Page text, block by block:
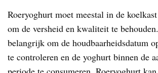
Roeryoghurt moet meestal in de
om de versheid en kwaliteit te
belangrijk om de houdbaarheidsdatum
te controleren en de yoghurt binnen de